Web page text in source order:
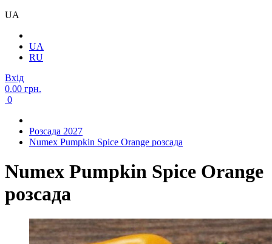
UA
UA
RU
Вхід
0.00 грн.
0
Розсада 2027
Numex Pumpkin Spice Orange розсада
Numex Pumpkin Spice Orange
розсада